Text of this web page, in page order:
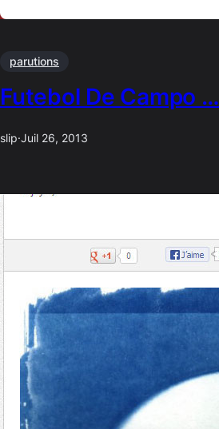
parutions
Futebol De Campo …
slip·Juil 26, 2013